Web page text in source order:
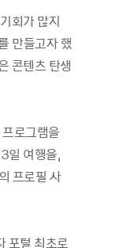
회가 많지
만들고자 했
콘텐츠 탄생
로그램을
일 여행을,
프로필 사
포털 최초로